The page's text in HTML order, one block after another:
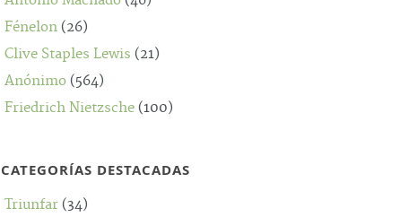
Fénelon (26)
Clive Staples Lewis (21)
Anónimo (564)
Friedrich Nietzsche (100)
CATEGORÍAS DESTACADAS
Triunfar (34)